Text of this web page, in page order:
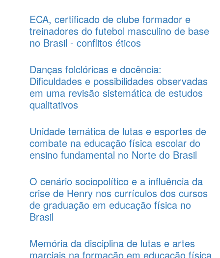
ECA, certificado de clube formador e
treinadores do futebol masculino de base
no Brasil - conflitos éticos
Danças folclóricas e docência:
Dificuldades e possibilidades observadas
em uma revisão sistemática de estudos
qualitativos
Unidade temática de lutas e esportes de
combate na educação física escolar do
ensino fundamental no Norte do Brasil
O cenário sociopolítico e a influência da
crise de Henry nos currículos dos cursos
de graduação em educação física no
Brasil
Memória da disciplina de lutas e artes
marciais na formação em educação física